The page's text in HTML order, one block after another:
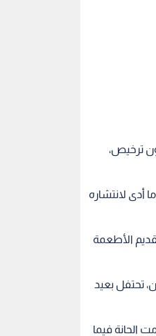
ترخيص،
أدى لانتشاره
الأطعمة
عندما كانت غابي سكانلون، تحتفل بعيد
الحانة فيما